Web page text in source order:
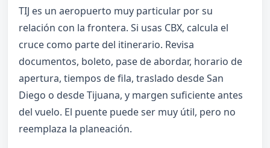
TIJ es un aeropuerto muy particular por su
relación con la frontera. Si usas CBX, calcula el
cruce como parte del itinerario. Revisa
documentos, boleto, pase de abordar, horario de
apertura, tiempos de fila, traslado desde San
Diego o desde Tijuana, y margen suficiente antes
del vuelo. El puente puede ser muy útil, pero no
reemplaza la planeación.